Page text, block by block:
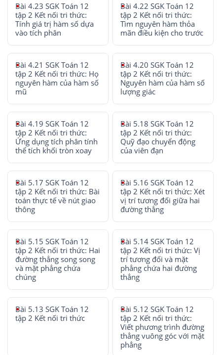
Bài 4.23 SGK Toán 12
tập 2 Kết nối tri thức:
Tính giá trị hàm số dựa
vào tích phân
Bài 4.22 SGK Toán 12
tập 2 Kết nối tri thức:
Tìm nguyên hàm thỏa
mãn điều kiện cho trước
Bài 4.21 SGK Toán 12
tập 2 Kết nối tri thức: Họ
nguyên hàm của hàm số
mũ
Bài 4.20 SGK Toán 12
tập 2 Kết nối tri thức:
Nguyên hàm của hàm số
lượng giác
Bài 4.19 SGK Toán 12
tập 2 Kết nối tri thức:
Ứng dụng tích phân tính
thể tích khối tròn xoay
Bài 5.18 SGK Toán 12
tập 2 Kết nối tri thức:
Quỹ đạo chuyển động
của viên đạn
Bài 5.17 SGK Toán 12
tập 2 Kết nối tri thức: Bài
toán thực tế về nút giao
thông
Bài 5.16 SGK Toán 12
tập 2 Kết nối tri thức: Xét
vị trí tương đối giữa hai
đường thẳng
Bài 5.15 SGK Toán 12
tập 2 Kết nối tri thức: Hai
đường thẳng song song
và mặt phẳng chứa
chúng
Bài 5.14 SGK Toán 12
tập 2 Kết nối tri thức: Vị
trí tương đối và mặt
phẳng chứa hai đường
thẳng
Bài 5.13 SGK Toán 12
tập 2 Kết nối tri thức
Bài 5.12 SGK Toán 12
tập 2 Kết nối tri thức:
Viết phương trình đường
thẳng vuông góc với mặt
phẳng